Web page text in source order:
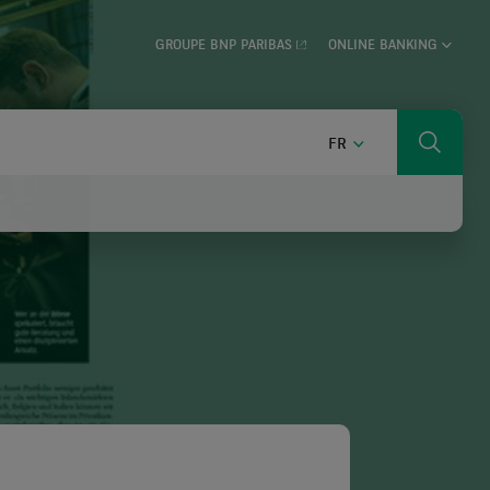
GROUPE BNP PARIBAS ONLINE BANKING
FR FRANÇAIS